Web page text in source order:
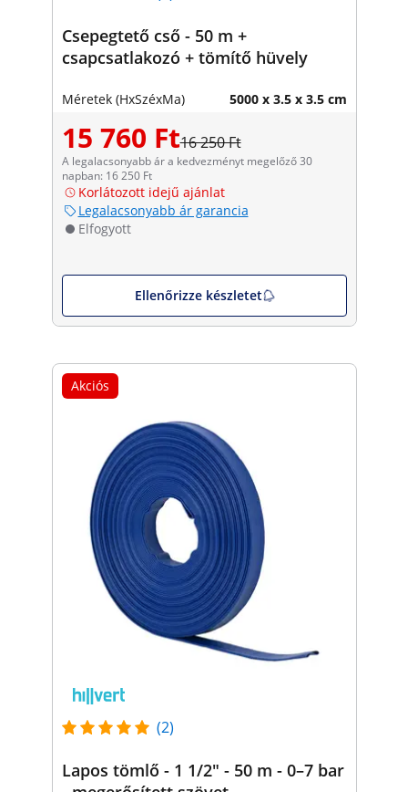
Csepegtető cső - 50 m +
csapcsatlakozó + tömítő hüvely
Méretek (HxSzéxMa) 5000 x 3.5 x 3.5 cm
15 760 Ft16 250 Ft
A legalacsonyabb ár a kedvezményt megelőző 30
napban: 16 250 Ft
Korlátozott idejű ajánlat
Legalacsonyabb ár garancia
Elfogyott
Ellenőrizze készletet
Akciós
(2)
Lapos tömlő - 1 1/2" - 50 m - 0–7 bar